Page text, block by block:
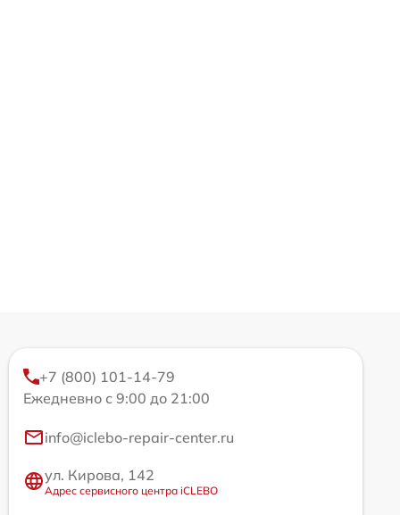
+7 (800) 101-14-79
Ежедневно с 9:00 до 21:00
info@iclebo-repair-center.ru
ул. Кирова, 142
Адрес сервисного центра iCLEBO